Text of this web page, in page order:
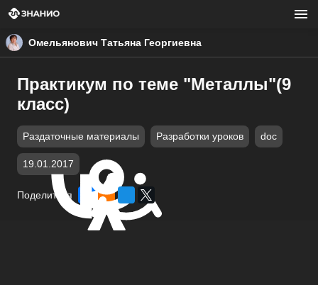
Омельянович Татьяна Георгиевна
Практикум по теме "Металлы"(9
класс)
Раздаточные материалы Разработки уроков doc
19.01.2017
Поделиться